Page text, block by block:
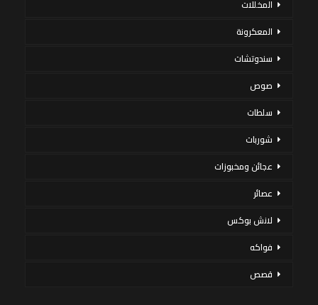
المخللات
المعكرونة
سندوتشات
صوص
سلطات
شوربات
عجائن ومخبوزات
عصائر
لانش بوكس
فواكه
قصص